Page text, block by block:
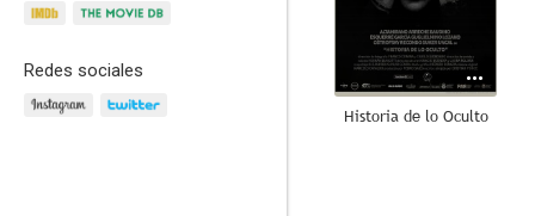
Redes sociales
Historia de lo Oculto